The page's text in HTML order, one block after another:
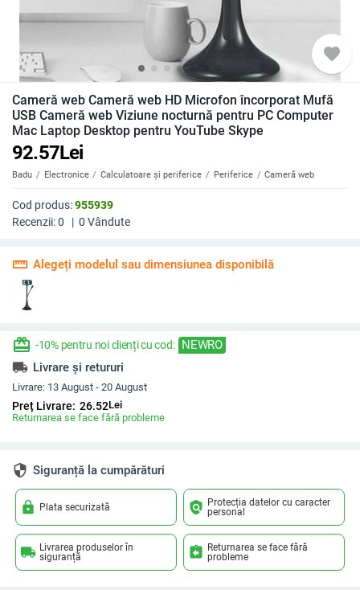
favorite
Cameră web Cameră web HD Microfon încorporat Mufă
USB Cameră web Viziune nocturnă pentru PC Computer
Mac Laptop Desktop pentru YouTube Skype
92.57Lei
Badu Electronice Calculatoare și periferice Periferice Cameră web
Cod produs:955939
Recenzii:0 | 0 Vândute
straighten Alegeți modelul sau dimensiunea disponibilă
redeem -10% pentru noi clienți cu cod: NEWRO
local_shipping Livrare și retururi
Livrare: 13 August - 20 August
Preț Livrare: 26.52Lei
Returnarea se face fără probleme
security Siguranță la cumpărături
lock Plata securizată policy Protecția datelor cu caracter
personal
local_shipping Livrarea produselor în
siguranță
assignment_return Returnarea se face fără
probleme